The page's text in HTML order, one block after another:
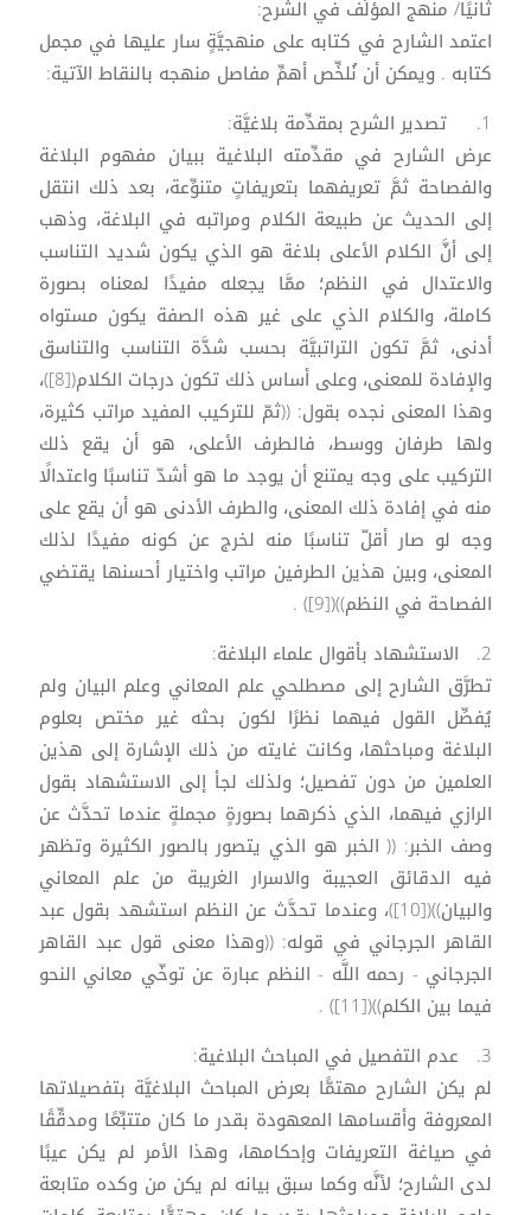
ثانيًا/ منهج المؤلِّف في الشرح:
اعتمد الشارح في كتابه على منهجيَّةٍ سار عليها في مجمل
كتابه . ويمكن أن نُلخِّص أهمِّ مفاصل منهجه بالنقاط الآتية:
1. تصدير الشرح بمقدِّمة بلاغيَّة:
عرض الشارح في مقدِّمته البلاغية ببيان مفهوم البلاغة
والفصاحة ثمَّ تعريفهما بتعريفاتٍ متنوِّعة، بعد ذلك انتقل
إلى الحديث عن طبيعة الكلام ومراتبه في البلاغة، وذهب
إلى أنَّ الكلام الأعلى بلاغة هو الذي يكون شديد التناسب
والاعتدال في النظم؛ ممَّا يجعله مفيدًا لمعناه بصورة
كاملة، والكلام الذي على غير هذه الصفة يكون مستواه
أدنى، ثمَّ تكون التراتبيَّة بحسب شدَّة التناسب والتناسق
والإفادة للمعنى، وعلى أساس ذلك تكون درجات الكلام([8])،
وهذا المعنى نجده بقول: ((ثمّ للتركيب المفيد مراتب كثيرة،
ولها طرفان ووسط، فالطرف الأعلى، هو أن يقع ذلك
التركيب على وجه يمتنع أن يوجد ما هو أشدّ تناسبًا واعتدالًا
منه في إفادة ذلك المعنى، والطرف الأدنى هو أن يقع على
وجه لو صار أقلّ تناسبًا منه لخرج عن كونه مفيدًا لذلك
المعنى، وبين هذين الطرفين مراتب واختيار أحسنها يقتضي
الفصاحة في النظم))([9]) .
2. الاستشهاد بأقوال علماء البلاغة:
تطرَّق الشارح إلى مصطلحي علم المعاني وعلم البيان ولم
يُفصِّل القول فيهما نظرًا لكون بحثه غير مختص بعلوم
البلاغة ومباحثها، وكانت غايته من ذلك الإشارة إلى هذين
العلمين من دون تفصيل؛ ولذلك لجأ إلى الاستشهاد بقول
الرازي فيهما، الذي ذكرهما بصورةٍ مجملةٍ عندما تحدَّث عن
وصف الخبر: (( الخبر هو الذي يتصور بالصور الكثيرة وتظهر
فيه الدقائق العجيبة والاسرار الغريبة من علم المعاني
والبيان))([10])، وعندما تحدَّث عن النظم استشهد بقول عبد
القاهر الجرجاني في قوله: ((وهذا معنى قول عبد القاهر
الجرجاني - رحمه اللَّه - النظم عبارة عن توخّي معاني النحو
فيما بين الكلم))([11]) .
3. عدم التفصيل في المباحث البلاغية:
لم يكن الشارح مهتمًّا بعرض المباحث البلاغيَّة بتفصيلاتها
المعروفة وأقسامها المعهودة بقدر ما كان متتبِّعًا ومدقِّقًا
في صياغة التعريفات وإحكامها، وهذا الأمر لم يكن عيبًا
لدى الشارح؛ لأنَّه وكما سبق بيانه لم يكن من وكده متابعة